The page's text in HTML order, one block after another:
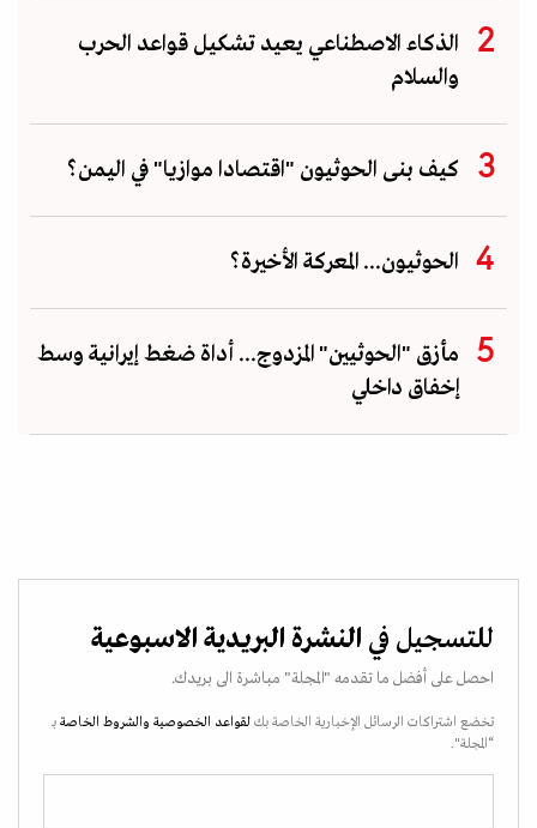
الذكاء الاصطناعي يعيد تشكيل قواعد الحرب
والسلام
كيف بنى الحوثيون "اقتصادا موازيا" في اليمن؟
الحوثيون... المعركة الأخيرة؟
مأزق "الحوثيين" المزدوج... أداة ضغط إيرانية وسط
إخفاق داخلي
للتسجيل في النشرة البريدية الاسبوعية
احصل على أفضل ما تقدمه "المجلة" مباشرة الى بريدك.
تخضع اشتراكات الرسائل الإخبارية الخاصة بك لقواعد الخصوصية والشروط الخاصة بـ
“المجلة".